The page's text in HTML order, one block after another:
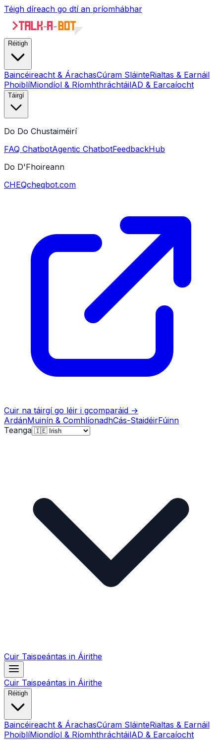
Téigh díreach go dtí an príomhábhar
Réitigh
Baincéireacht & ÁrachasCúram SláinteRialtas & Earnáil
PhoiblíMiondíol & RíomhthráchtáilAD & Earcaíocht
Táirgí
Do Do Chustaiméirí
FAQ ChatbotAgentic ChatbotFeedbackHub
Do D'Fhoireann
CHEQcheqbot.com
Cuir na táirgí go léir i gcomparáid →
ArdánMuinín & ComhlíonadhCás-StaidéirFúinn
Teanga
Cuir Taispeántas in Áirithe
Cuir Taispeántas in Áirithe
Réitigh
Baincéireacht & ÁrachasCúram SláinteRialtas & Earnáil
PhoiblíMiondíol & RíomhthráchtáilAD & Earcaíocht